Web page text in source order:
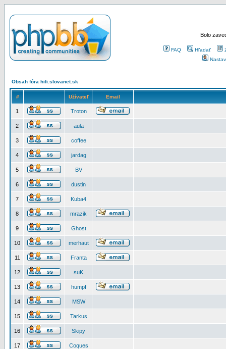
Bolo
FAQ Hľadať
Obsah fóra hifi.slovanet.sk
# Užívateľ Email
1 Troton
2 aula
3 coffee
4 jardag
5 BV
6 dustin
7 Kuba4
8 mrazik
9 Ghost
10 merhaut
11 Franta
12 suK
13 humpf
14 MSW
15 Tarkus
16 Skipy
17 Coques